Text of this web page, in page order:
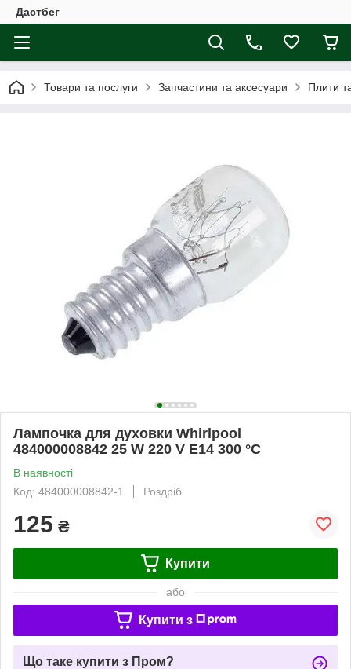
Дастбег
Товари та послуги Запчастини та аксесуари Плити
Лампочка для духовки Whirlpool
484000008842 25 W 220 V E14 300 °C
В наявності
Код: 484000008842-1
Роздріб
125 ₴
Купити
або
Купити з
Що таке купити з Пром?